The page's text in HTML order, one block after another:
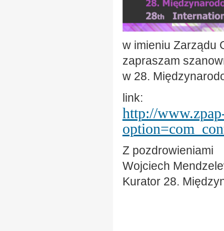
w imieniu Zarządu
zapraszam
w 28.
link:
http://
Z pozdrowieniami
Wojciech
Kurator 28.